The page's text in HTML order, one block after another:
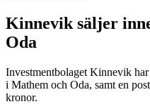
Kinnevik säljer
Oda
Investmentbolaget Kinnevik
i Mathem och Oda, samt en
kronor.